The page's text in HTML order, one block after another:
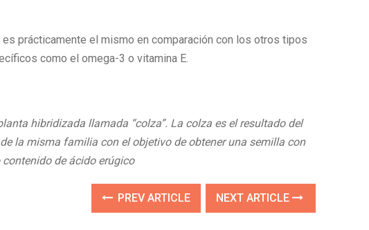
prácticamente el mismo en comparación con los otros tipos
como el omega-3 o vitamina E.
hibridizada llamada “colza”. La colza es el resultado del
la misma familia con el objetivo de obtener una semilla con
contenido de ácido erúgico
PREV ARTICLE NEXT ARTICLE